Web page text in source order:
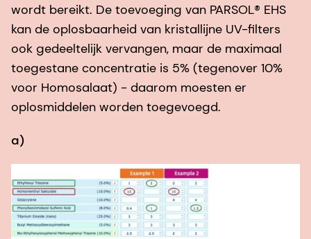
wordt bereikt. De toevoeging van PARSOL® EHS
kan de oplosbaarheid van kristallijne UV-filters
ook gedeeltelijk vervangen, maar de maximaal
toegestane concentratie is 5% (tegenover 10%
voor Homosalaat) - daarom moesten er
oplosmiddelen worden toegevoegd.
a)